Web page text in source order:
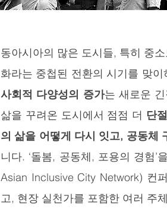
동아시아의 많은 도시들, 특히 중
화라는 중첩된 전환의 시기를 맞이
사회적 다양성의 증가는 새로운
삶을 꾸려온 도시에서 점점 더 단
의 삶을 어떻게 다시 잇고, 공동체
니다. ‘돌봄, 공동체, 포용의 경험
Asian Inclusive City Network) 컨
고, 현장 실천가를 포함한 여러 주